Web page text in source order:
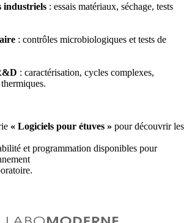
industriels : essais matériaux, séchage, tests
: contrôles microbiologiques et tests de
: caractérisation, cycles complexes,
« Logiciels pour étuves » pour découvrir les
et programmation disponibles pour